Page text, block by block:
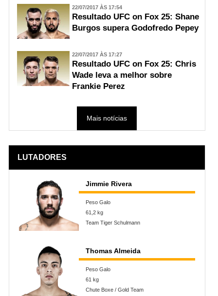
22/07/2017 ÀS 17:54
Resultado UFC on Fox 25: Shane
Burgos supera Godofredo Pepey
22/07/2017 ÀS 17:27
Resultado UFC on Fox 25: Chris
Wade leva a melhor sobre
Frankie Perez
Mais notícias
LUTADORES
Jimmie Rivera
Peso Galo
61,2 kg
Team Tiger Schulmann
Thomas Almeida
Peso Galo
61 kg
Chute Boxe / Gold Team